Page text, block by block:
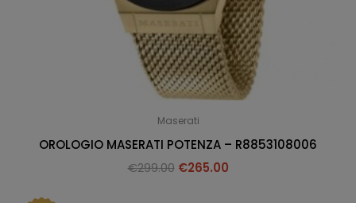
Maserati
OROLOGIO MASERATI POTENZA – R8853108006
€299.00 €265.00